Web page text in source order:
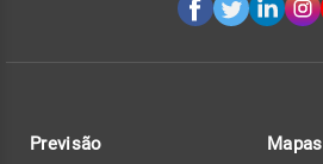
Previsão Mapas